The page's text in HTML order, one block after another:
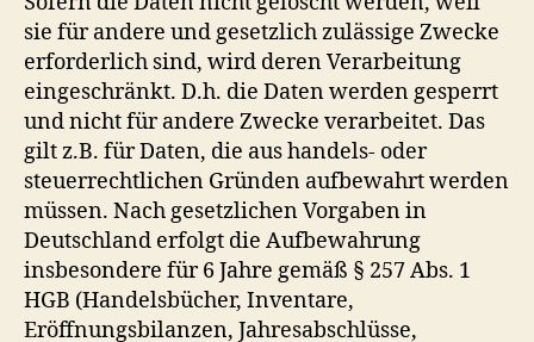
sie für andere und gesetzlich zulässige Zwecke
erforderlich sind, wird deren Verarbeitung
eingeschränkt. D.h. die Daten werden gesperrt
und nicht für andere Zwecke verarbeitet. Das
gilt z.B. für Daten, die aus handels- oder
steuerrechtlichen Gründen aufbewahrt werden
müssen. Nach gesetzlichen Vorgaben in
Deutschland erfolgt die Aufbewahrung
insbesondere für 6 Jahre gemäß § 257 Abs. 1
HGB (Handelsbücher, Inventare,
Eröffnungsbilanzen, Jahresabschlüsse,